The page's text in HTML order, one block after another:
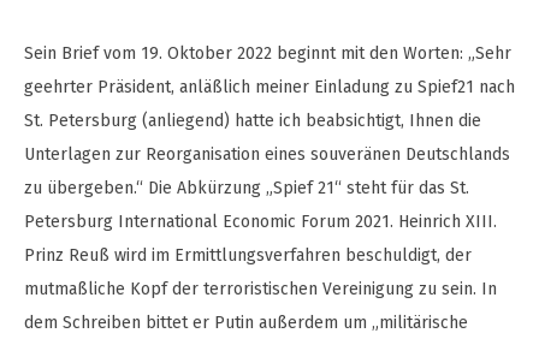
Sein Brief vom 19. Oktober 2022 beginnt mit den Worten: „Sehr
geehrter Präsident, anläßlich meiner Einladung zu Spief21 nach
St. Petersburg (anliegend) hatte ich beabsichtigt, Ihnen die
Unterlagen zur Reorganisation eines souveränen Deutschlands
zu übergeben.“ Die Abkürzung „Spief 21“ steht für das St.
Petersburg International Economic Forum 2021. Heinrich XIII.
Prinz Reuß wird im Ermittlungsverfahren beschuldigt, der
mutmaßliche Kopf der terroristischen Vereinigung zu sein. In
dem Schreiben bittet er Putin außerdem um „militärische